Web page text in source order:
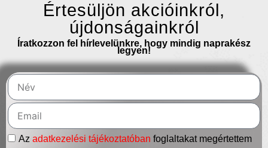
Értesüljön akcióinkról,
újdonságainkról
Íratkozzon fel hírlevelünkre, hogy mindig naprakész
legyen!
Az adatkezelési tájékoztatóban foglaltakat megértettem